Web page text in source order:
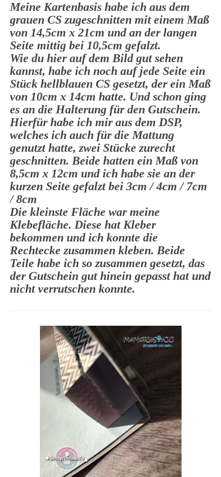
Meine Kartenbasis habe ich aus dem
grauen CS zugeschnitten mit einem Maß
von 14,5cm x 21cm und an der langen
Seite mittig bei 10,5cm gefalzt.
Wie du hier auf dem Bild gut sehen
kannst, habe ich noch auf jede Seite ein
Stück hellblauen CS gesetzt, der ein Maß
von 10cm x 14cm hatte. Und schon ging
es an die Halterung für den Gutschein.
Hierfür habe ich mir aus dem DSP,
welches ich auch für die Mattung
genutzt hatte, zwei Stücke zurecht
geschnitten. Beide hatten ein Maß von
8,5cm x 12cm und ich habe sie an der
kurzen Seite gefalzt bei 3cm / 4cm / 7cm
/ 8cm
Die kleinste Fläche war meine
Klebefläche. Diese hat Kleber
bekommen und ich konnte die
Rechtecke zusammen kleben. Beide
Teile habe ich so zusammen gesetzt, das
der Gutschein gut hinein gepasst hat und
nicht verrutschen konnte.